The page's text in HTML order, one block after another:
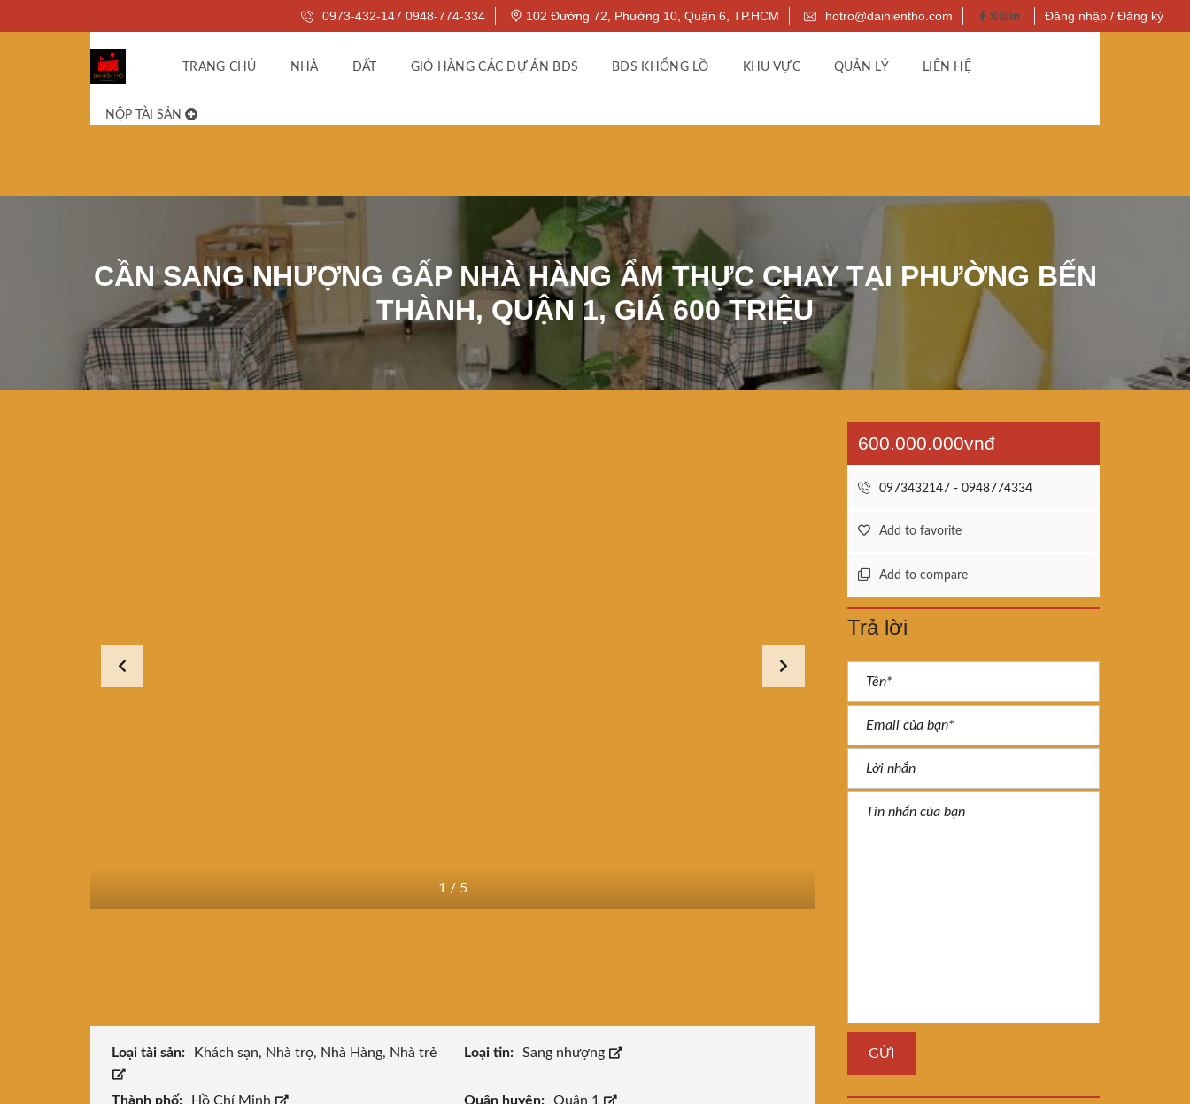
0973-432-147 0948-774-334 102 Đường 72, Phường 10, Quận 6, TP.HCM hotro@daihientho.com Đăng nhập / Đăng ký
TRANG CHỦ NHÀ ĐẤT GIỎ HÀNG CÁC DỰ ÁN BĐS BĐS KHỔNG LỒ KHU VỰC QUẢN LÝ LIÊN HỆ
NỘP TÀI SẢN
CẦN SANG NHƯỢNG GẤP NHÀ HÀNG ẨM THỰC CHAY TẠI PHƯỜNG BẾN
THÀNH, QUẬN 1, GIÁ 600 TRIỆU
1 / 5
Loại tài sản: Khách sạn, Nhà trọ, Nhà Hàng, Nhà trẻ Loại tin: Sang nhượng
Thành phố: Hồ Chí Minh Quận huyện:
Quận 1
600.000.000vnđ
0973432147 - 0948774334
Add to favorite
Add to compare
Trả lời